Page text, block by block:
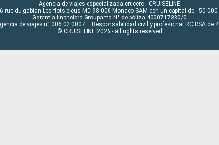
Agencia de viajes especializada crucero - CRUISELINE
rue du gabian Les flots bleus MC 98 000 Monaco SAM con un capital de 150 000
Garantía financiera Groupama N° de póliza 4000717380/0
de viajes n° 006 02 0007 – Responsabilidad civil y profesional RC RSA de
© CRUISELINE 2026 - all rights reserved